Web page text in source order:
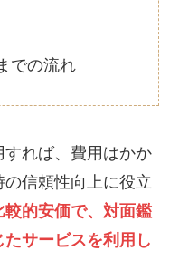
での流れ
れば、費用はかか
の信頼性向上に役立
的安価で、対面鑑
サービスを利用し